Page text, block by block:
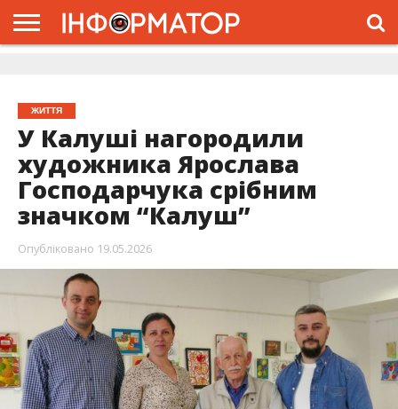
ЖИТТЯ
У Калуші нагородили
художника Ярослава
Господарчука срібним
значком “Калуш”
Опубліковано 19.05.2026